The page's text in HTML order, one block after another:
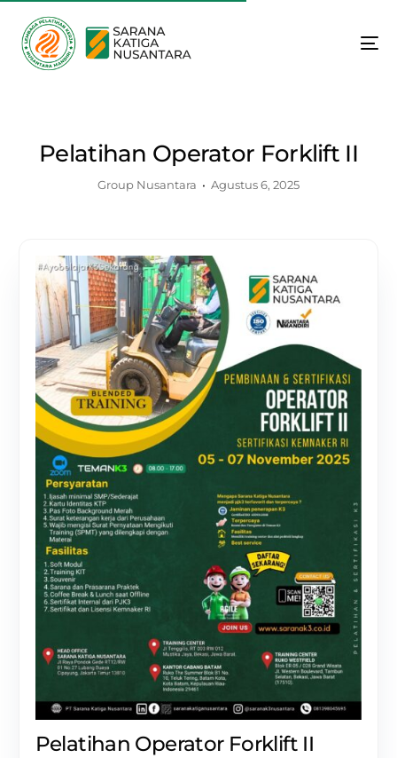
Pelatihan Operator Forklift II
Group Nusantara Agustus 6, 2025
Pelatihan Operator Forklift II